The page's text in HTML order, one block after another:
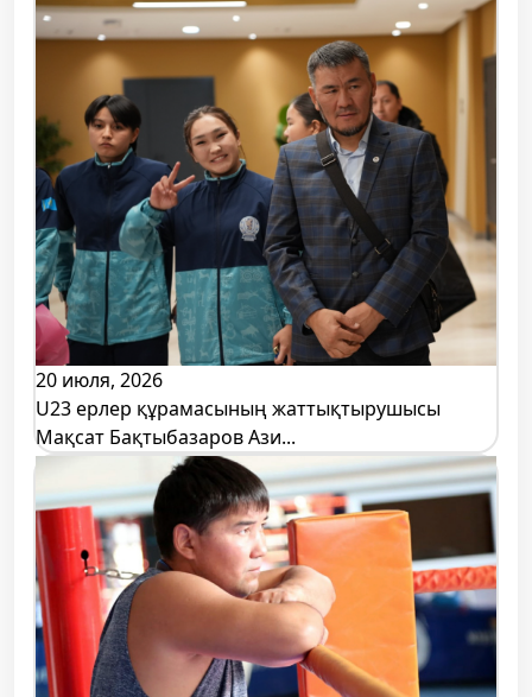
20 июля, 2026
U23 ерлер құрамасының жаттықтырушысы
Мақсат Бақтыбазаров Ази...